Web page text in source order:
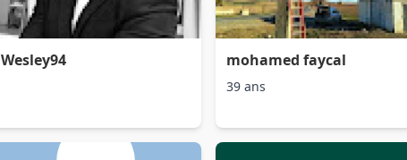
Wesley94 mohamed faycal
39 ans